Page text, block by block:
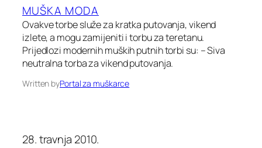
MUŠKA MODA
Ovakve torbe služe za kratka putovanja, vikend
izlete, a mogu zamijeniti i torbu za teretanu.
Prijedlozi modernih muških putnih torbi su: – Siva
neutralna torba za vikend putovanja.
Written byPortal za muškarce
28. travnja 2010.